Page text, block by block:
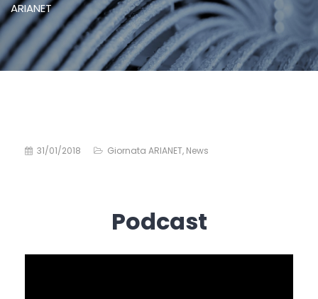
ARIANET
31/01/2018 Giornata ARIANET, News
Podcast